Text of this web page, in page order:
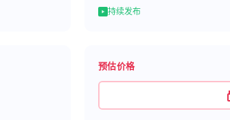
持续发布
预估价格